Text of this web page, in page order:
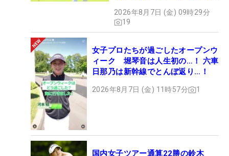
2026年8月7日 (金) 09時29分
19
女子プロたちが過ごしたオープンウ
ィーク 堀琴音は人生初の…！ 六車
日那乃は新幹線でとんぼ返り…！
2026年8月7日 (金) 11時57分 1
国内女子ツアー通算22勝の鈴木